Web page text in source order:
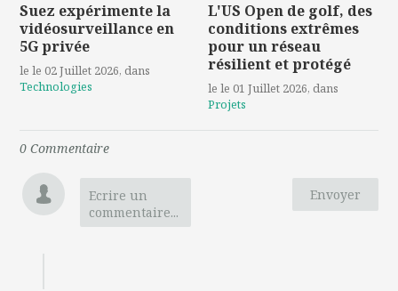
Suez expérimente la
vidéosurveillance en
5G privée
le le 02 Juillet 2026, dans
Technologies
L'US Open de golf, des
conditions extrêmes
pour un réseau
résilient et protégé
le le 01 Juillet 2026, dans
Projets
0 Commentaire
Envoyer
Ecrire un
commentaire...